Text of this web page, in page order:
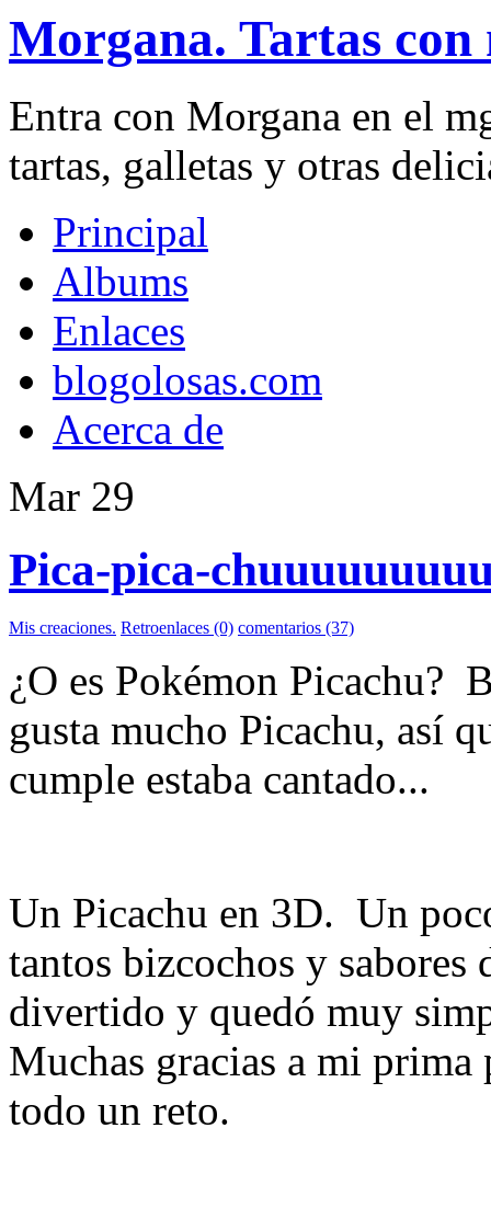
Morgana. Tartas con
Entra con Morgana en el
tartas, galletas y otras
Principal
Albums
Enlaces
blogolosas.com
Acerca de
Mar 29
Pica-pica-
Mis creaciones. Retroenlaces (0) comentarios (37)
¿O es Pokémon Picachu?
gusta mucho Picachu, así
cumple estaba cantado...
Un Picachu en 3D. Un
tantos bizcochos y
divertido y quedó muy
Muchas gracias a mi prima
todo un reto.